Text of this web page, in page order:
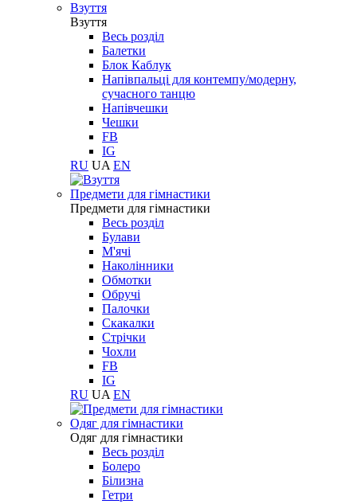
Взуття
Взуття
Весь розділ
Балетки
Блок Каблук
Напівпальці для контемпу/модерну,
сучасного танцю
Напівчешки
Чешки
FB
IG
RU UA EN
Предмети для гімнастики
Предмети для гімнастики
Весь розділ
Булави
М'ячі
Наколінники
Обмотки
Обручі
Палочки
Скакалки
Стрічки
Чохли
FB
IG
RU UA EN
Одяг для гімнастики
Одяг для гімнастики
Весь розділ
Болеро
Білизна
Гетри